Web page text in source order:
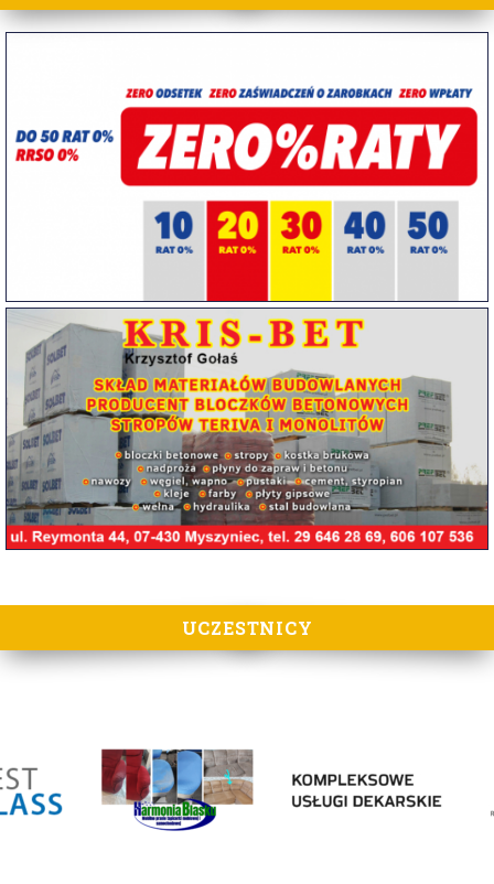
UCZESTNICY